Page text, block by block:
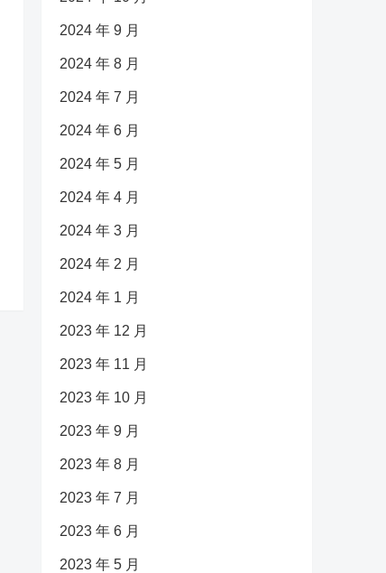
2024 年 9 月
2024 年 8 月
2024 年 7 月
2024 年 6 月
2024 年 5 月
2024 年 4 月
2024 年 3 月
2024 年 2 月
2024 年 1 月
2023 年 12 月
2023 年 11 月
2023 年 10 月
2023 年 9 月
2023 年 8 月
2023 年 7 月
2023 年 6 月
2023 年 5 月